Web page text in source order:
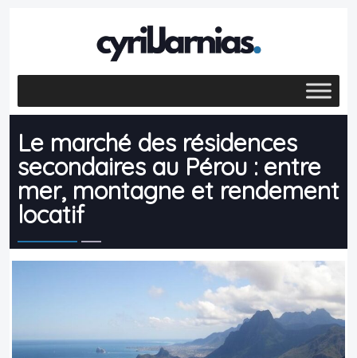
Le marché des résidences
secondaires au Pérou : entre
mer, montagne et rendement
locatif